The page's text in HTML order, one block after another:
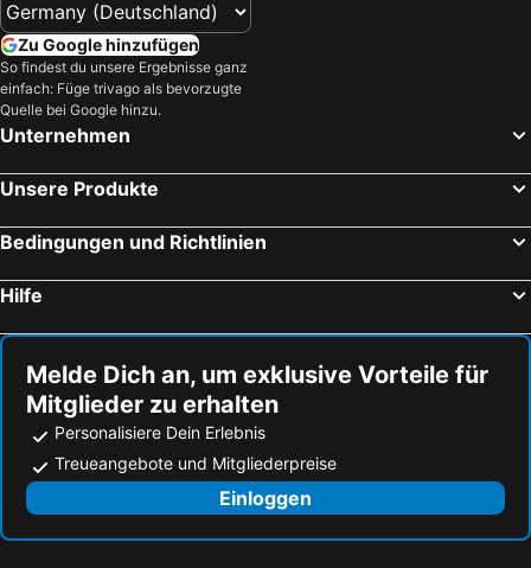
Zu Google hinzufügen
So findest du unsere Ergebnisse ganz
einfach: Füge trivago als bevorzugte
Quelle bei Google hinzu.
Unternehmen
Unsere Produkte
Bedingungen und Richtlinien
Hilfe
Melde Dich an, um exklusive Vorteile für
Mitglieder zu erhalten
Personalisiere Dein Erlebnis
Treueangebote und Mitgliederpreise
Einloggen